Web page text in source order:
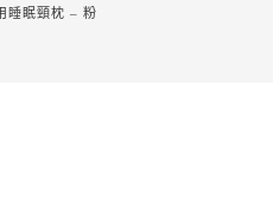
睡眠頸枕 – 粉